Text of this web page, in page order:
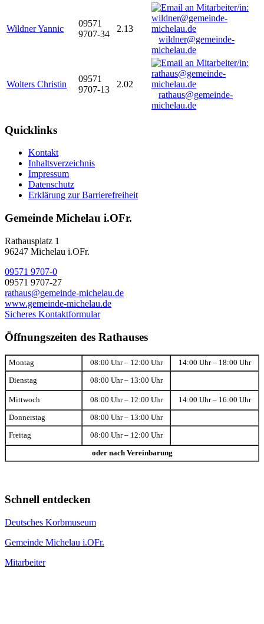
Wildner Yannic
09571
9707-34
2.13
wildner@gemeinde-
michelau.de
Wolters Christin
09571
9707-13
2.02
rathaus@gemeinde-
michelau.de
Quicklinks
Kontakt
Inhaltsverzeichnis
Impressum
Datenschutz
Erklärung zur Barrierefreiheit
Gemeinde Michelau i.OFr.
Rathausplatz 1
96247 Michelau i.OFr.
09571 9707-0
09571 9707-27
rathaus@gemeinde-michelau.de
www.gemeinde-michelau.de
Sicheres Kontaktformular
Öffnungszeiten des Rathauses
Montag 08:00 Uhr – 12:00 Uhr 14:00 Uhr – 18:00 Uhr
Dienstag 08:00 Uhr – 13:00 Uhr
Mittwoch 08:00 Uhr – 12:00 Uhr 14:00 Uhr – 16:00 Uhr
Donnerstag 08:00 Uhr – 13:00 Uhr
Freitag 08:00 Uhr – 12:00 Uhr
oder nach Vereinbarung
Schnell entdecken
Deutsches Korbmuseum
Gemeinde Michelau i.OFr.
Mitarbeiter